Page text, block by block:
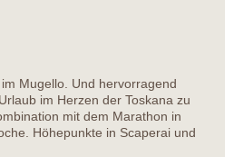
Mugello. Und hervorragend
im Herzen der Toskana zu
mit dem Marathon in
Höhepunkte in Scaperai und